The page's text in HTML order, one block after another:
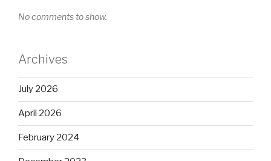
No comments to show.
Archives
July 2026
April 2026
February 2024